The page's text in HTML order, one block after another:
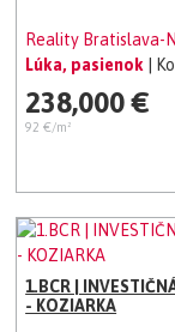
Reality Bratislava-
Lúka, pasienok
|
238,000 €
92 €/m²
1.BCR |
- KOZIARKA